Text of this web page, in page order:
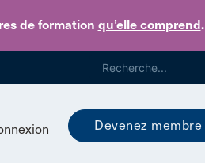
de formation qu’elle comprend.
Devenez membre